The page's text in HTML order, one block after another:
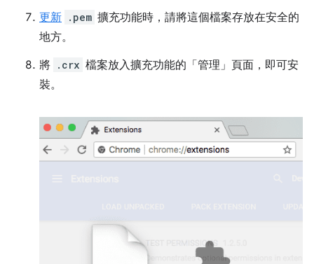
更新 .pem 擴充功能時，請將這個檔案存放在安全的
地方。
將 .crx 檔案放入擴充功能的「管理」頁面，即可安
裝。